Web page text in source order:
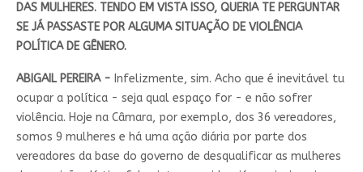
DAS MULHERES. TENDO EM VISTA ISSO, QUERIA TE PERGUNTAR
SE JÁ PASSASTE POR ALGUMA SITUAÇÃO DE VIOLÊNCIA
POLÍTICA DE GÊNERO.
ABIGAIL PEREIRA - Infelizmente, sim. Acho que é inevitável tu
ocupar a política - seja qual espaço for - e não sofrer
violência. Hoje na Câmara, por exemplo, dos 36 vereadores,
somos 9 mulheres e há uma ação diária por parte dos
vereadores da base do governo de desqualificar as mulheres